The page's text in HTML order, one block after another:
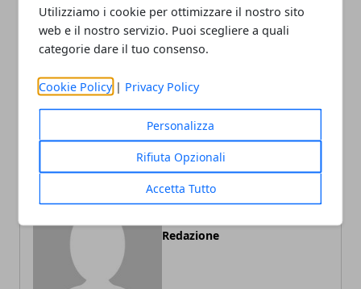
Utilizziamo i cookie per ottimizzare il nostro sito
web e il nostro servizio. Puoi scegliere a quali
categorie dare il tuo consenso.
Cookie Policy | Privacy Policy
Personalizza
Rifiuta Opzionali
Accetta Tutto
Articolo Precedente
Megan Fox sul suo futuro
da attrice: "ho intenzione
di crescere"
senza Scarlett Johansson è
possibile?
Redazione